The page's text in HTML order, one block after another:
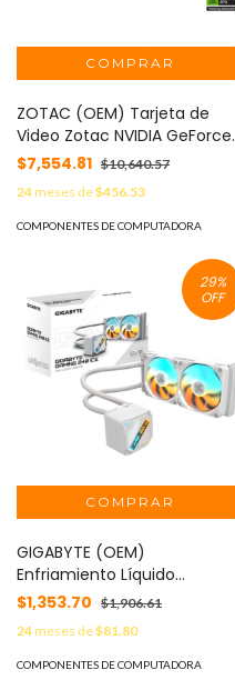
ZOTAC (OEM) Tarjeta de
Video Zotac NVIDIA GeForce
RTX 5050 Twin Edge OC 8GB
128-bit GDDR6 PCI Express x8
5.0 MOD: ZT-B50500H-10M
$7,554.81 $10,640.57
24meses de$456.53
COMPONENTES DE COMPUTADORA
29%
OFF
GIGABYTE (OEM)
Enfriamiento Líquido
Gigabyte GAMING 240 ICE
2x120mm hasta 2200RPM
Blanco
1851/1700/115X/1200/AM5/AM4
$1,353.70 $1,906.61
24meses de$81.80
COMPONENTES DE COMPUTADORA